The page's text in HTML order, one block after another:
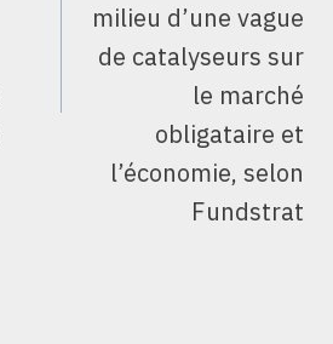
milieu d’une vague
de catalyseurs sur
le marché
obligataire et
l’économie, selon
Fundstrat